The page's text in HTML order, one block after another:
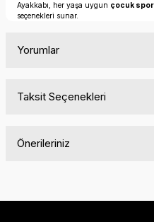
Ayakkabı, her yaşa uygun çocuk spor
seçenekleri sunar.
Yorumlar
Taksit Seçenekleri
Önerileriniz